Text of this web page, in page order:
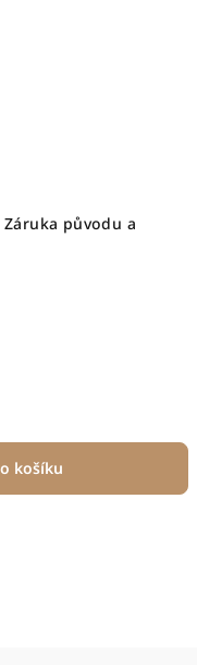
původu a
košíku